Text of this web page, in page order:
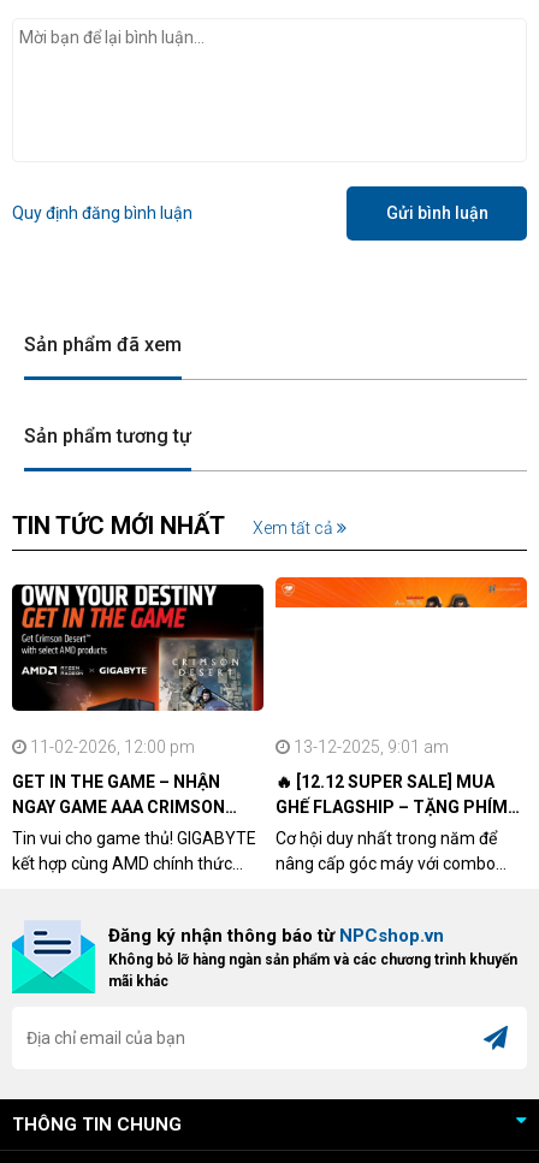
Quy định đăng bình luận Gửi bình luận
Sản phẩm đã xem
Sản phẩm tương tự
TIN TỨC MỚI NHẤT Xem tất cả
11-02-2026, 12:00 pm
GET IN THE GAME – NHẬN
NGAY GAME AAA CRIMSON
DESERT CÙNG GIGABYTE &
AMD
Tin vui cho game thủ! GIGABYTE
kết hợp cùng AMD chính thức
khách hàng sở hữu VGA Radeon
RX 9070 / RX 9070 XT.
13-12-2025, 9:01 am
🔥 [12.12 SUPER SALE] MUA
GHẾ FLAGSHIP – TẶNG PHÍM
CƠ XỊN
Cơ hội duy nhất trong năm để
nâng cấp góc máy với combo
dòng ghế Gaming cao cấp nhất,
bạn sẽ nhận ngay quà tặng trị giá
Đăng ký nhận thông báo từ NPCshop.vn
Không bỏ lỡ hàng ngàn sản phẩm và các chương trình khuyến
mãi khác
THÔNG TIN CHUNG